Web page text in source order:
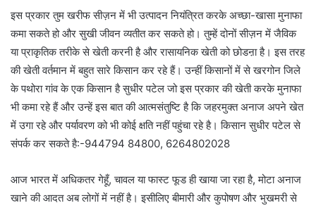
इस प्रकार तुम खरीफ सीज़न में भी उत्पादन नियंत्रित करके अच्छा-खासा मुनाफा
कमा सकते हो और सुखी जीवन व्यतीत कर सकते हो। तुम्हें दोनों सीज़न में जैविक
या प्राकृतिक तरीके से खेती करनी है और रासायनिक खेती को छोडऩा है। इस तरह
की खेती वर्तमान में बहुत सारे किसान कर रहे हैं। उन्हीं किसानों में से खरगोन जिले
के पथोरा गांव के एक किसान है सुधीर पटेल जो इस प्रकार की खेती करके मुनाफा
भी कमा रहे हैं और उन्हें इस बात की आत्मसंतुष्टि है कि जहरमुक्त अनाज अपने खेत
में उगा रहे और पर्यावरण को भी कोई क्षति नहीं पहुंचा रहे है। किसान सुधीर पटेल से
संपर्क कर सकते है:-944794 84800, 6264802028
आज भारत में अधिकतर गेहूँ, चावल या फास्ट फूड ही खाया जा रहा है, मोटा अनाज
खाने की आदत अब लोगों में नहीं है। इसीलिए बीमारी और कुपोषण और भुखमरी से